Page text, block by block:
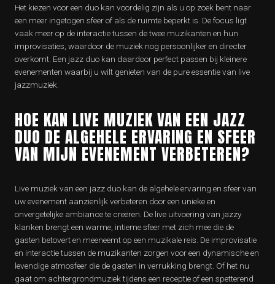
Het kiezen voor een duo kan voordelig zijn als u op zoek bent naar
een meer ingetogen sfeer of als de ruimte beperkt is. De focus ligt
vaak meer op de interactie tussen de twee muzikanten en hun
improvisaties, waardoor de muziek nog persoonlijker en directer
overkomt. Een jazz duo kan daardoor perfect passen bij kleinere
evenementen waarbij u wilt genieten van de pure essentie van live
jazzmuziek.
HOE KAN LIVE MUZIEK VAN EEN JAZZ
DUO DE ALGEHELE ERVARING EN SFEER
VAN MIJN EVENEMENT VERBETEREN?
Live muziek van een jazz duo kan de algehele ervaring en sfeer van
uw evenement aanzienlijk verbeteren door een unieke en
onvergetelijke ambiance te creëren. De live uitvoering van jazzy
klanken brengt een warme, intieme sfeer met zich mee die de
gasten betovert en meeneemt op een muzikale reis. De improvisatie
en interactie tussen de muzikanten zorgen voor een dynamische en
levendige atmosfeer die de gasten in verrukking brengt. Of het nu
gaat om achtergrondmuziek tijdens een receptie of een spetterend